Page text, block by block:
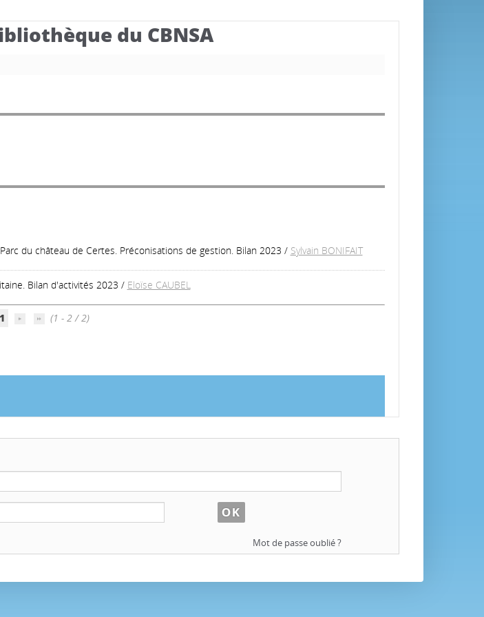
du CBNSA
du château de Certes. Préconisations de gestion. Bilan 2023 / Sylvain BONIFAIT
Bilan d'activités 2023 / Eloïse CAUBEL
1 (1 - 2 / 2)
Mot de passe oublié ?